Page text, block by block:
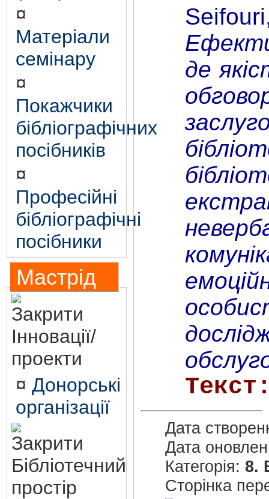
¤
Матеріали
семінару
¤
Покажчики
бібліографічних
посібників
¤
Професійні
бібліографічні
посібники
Мастрід
Інновації/
проекти
¤ Донорські
організації
Бібліотечний
простір
де
Дата
Дата
Категорія: 8.
Сторінка